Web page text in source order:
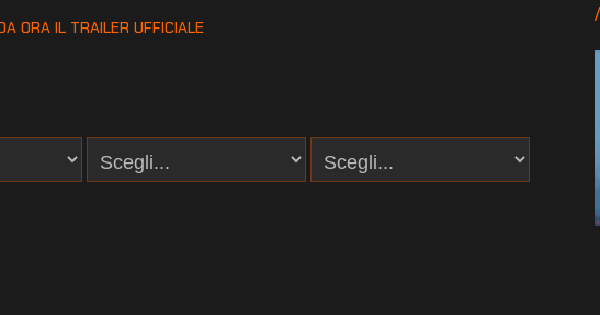
ORA IL TRAILER UFFICIALE